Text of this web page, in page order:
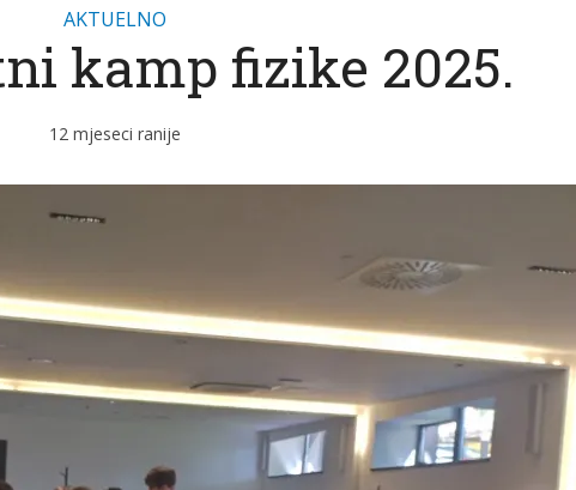
AKTUELNO
kamp fizike 2025.
12 mjeseci ranije